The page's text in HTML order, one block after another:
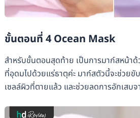
ขั้นตอนที่ 4 Ocean Mask
สำหรับขั้นตอนสุดท้าย เป็นการมาก์สหน้าด้
ที่อุดมไปด้วยแร่ธาตุค่ะ มาก์สตัวนี้จะช่วย
เซลล์ผิวที่ตายแล้ว และช่วยลดการอักเสบจ